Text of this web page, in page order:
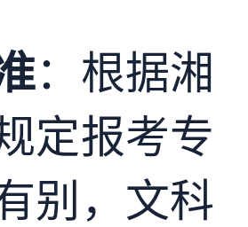
：根据湘
定报考专
别，文科